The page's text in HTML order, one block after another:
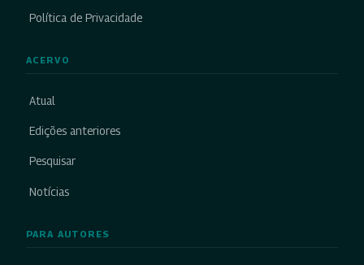
Política de Privacidade
ACERVO
Atual
Edições anteriores
Pesquisar
Notícias
PARA AUTORES